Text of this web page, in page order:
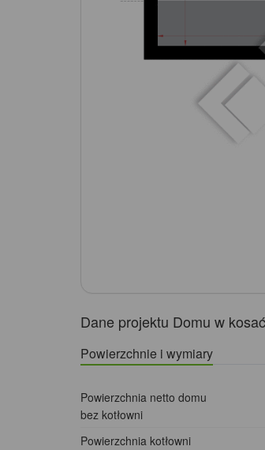
Dane projektu Domu w
Powierzchnie i wymiary
Powierzchnia netto domu
bez kotłowni
Powierzchnia kotłowni